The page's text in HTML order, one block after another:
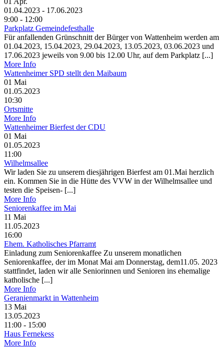
01.04.2023 - 17.06.2023
9:00 - 12:00
Parkplatz Gemeindefesthalle
Für anfallenden Grünschnitt der Bürger von Wattenheim werden am
01.04.2023, 15.04.2023, 29.04.2023, 13.05.2023, 03.06.2023 und
17.06.2023 jeweils von 9.00 bis 12.00 Uhr, auf dem Parkplatz [...]
More Info
Wattenheimer SPD stellt den Maibaum
01 Mai
01.05.2023
10:30
Ortsmitte
More Info
Wattenheimer Bierfest der CDU
01 Mai
01.05.2023
11:00
Wilhelmsallee
Wir laden Sie zu unserem diesjährigen Bierfest am 01.Mai herzlich
ein. Kommen Sie in die Hütte des VVW in der Wilhelmsallee und
testen die Speisen- [...]
More Info
Seniorenkaffee im Mai
11 Mai
11.05.2023
16:00
Ehem. Katholisches Pfarramt
Einladung zum Seniorenkaffee Zu unserem monatlichen
Seniorenkaffee, der im Monat Mai am Donnerstag, dem11.05. 2023
stattfindet, laden wir alle Seniorinnen und Senioren ins ehemalige
katholische [...]
More Info
Geranienmarkt in Wattenheim
13 Mai
13.05.2023
11:00 - 15:00
Haus Fernekess
More Info